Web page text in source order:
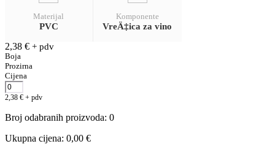
Materijal
PVC
Komponente
VreÄ‡ica za vino
2,38 € + pdv
Boja
Prozirna
Cijena
2,38 € + pdv
Broj odabranih proizvoda: 0
Ukupna cijena: 0,00 €